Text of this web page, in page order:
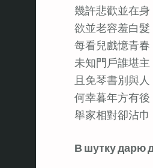
幾許悲歡並在身
欲並老容羞白髮
每看兒戲憶青春
未知門戶誰堪主
且免琴書別與人
何幸暮年方有後
舉家相對卻沾巾
В шутку дарю